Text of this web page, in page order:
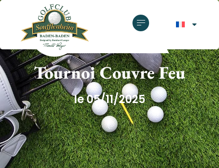
GOLF CLUB SOUFFLENHEIM
Tournoi Couvre Feu
le 05/11/2025